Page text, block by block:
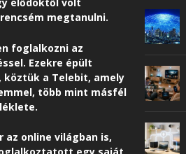
elődöktől volt
megtanulni.
foglalkozni az
Ezekre épült
köztük a Telebit, amely
több mint másfél
az online világban is,